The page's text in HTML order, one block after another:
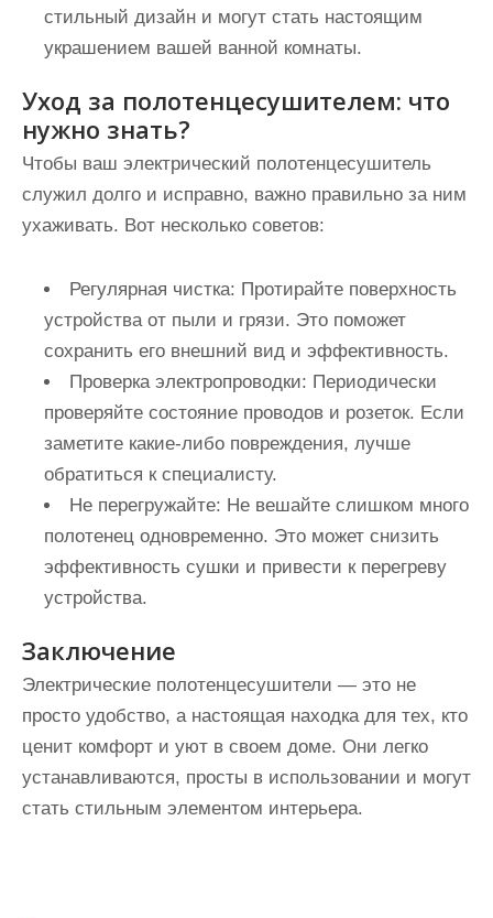
стильный дизайн и могут стать настоящим
украшением вашей ванной комнаты.
Уход за полотенцесушителем: что
нужно знать?
Чтобы ваш электрический полотенцесушитель
служил долго и исправно, важно правильно за ним
ухаживать. Вот несколько советов:
Регулярная чистка: Протирайте поверхность
устройства от пыли и грязи. Это поможет
сохранить его внешний вид и эффективность.
Проверка электропроводки: Периодически
проверяйте состояние проводов и розеток. Если
заметите какие-либо повреждения, лучше
обратиться к специалисту.
Не перегружайте: Не вешайте слишком много
полотенец одновременно. Это может снизить
эффективность сушки и привести к перегреву
устройства.
Заключение
Электрические полотенцесушители — это не
просто удобство, а настоящая находка для тех, кто
ценит комфорт и уют в своем доме. Они легко
устанавливаются, просты в использовании и могут
стать стильным элементом интерьера.